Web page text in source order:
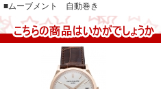
■ムーブメント 自動巻き